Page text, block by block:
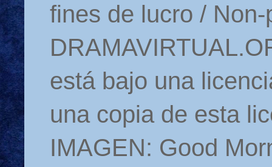
fines de lucro /
está bajo una
una copia de esta
IMAGEN: Good